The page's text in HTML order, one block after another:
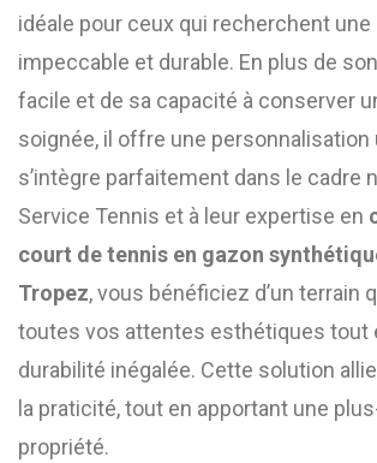
idéale pour ceux qui recherchent
impeccable et durable. En plus de
facile et de sa capacité à conserver
soignée, il offre une personnalisation
s’intègre parfaitement dans le cadre
Service Tennis et à leur expertise en
court de tennis en gazon
Tropez, vous bénéficiez d’un terrain
toutes vos attentes esthétiques tout
durabilité inégalée. Cette solution
la praticité, tout en apportant une
propriété.